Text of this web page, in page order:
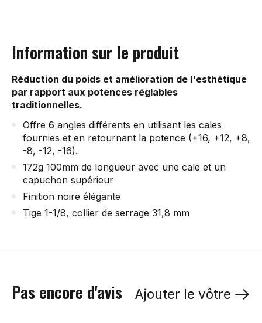
Information sur le produit
Réduction du poids et amélioration de l'esthétique
par rapport aux potences réglables
traditionnelles.
Offre 6 angles différents en utilisant les cales
fournies et en retournant la potence (+16, +12, +8,
-8, -12, -16).
172g 100mm de longueur avec une cale et un
capuchon supérieur
Finition noire élégante
Tige 1-1/8, collier de serrage 31,8 mm
Pas encore d'avis Ajouter le vôtre